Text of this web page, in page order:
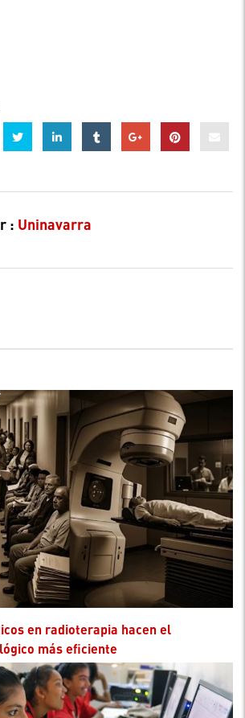
: Uninavarra
más eficiente